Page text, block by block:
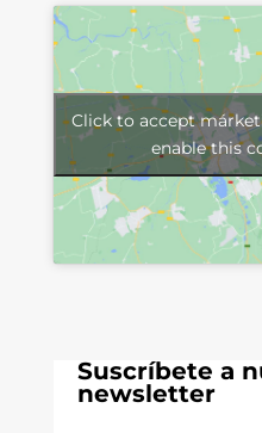
Click to accept
enable this
Suscríbete a
newsletter